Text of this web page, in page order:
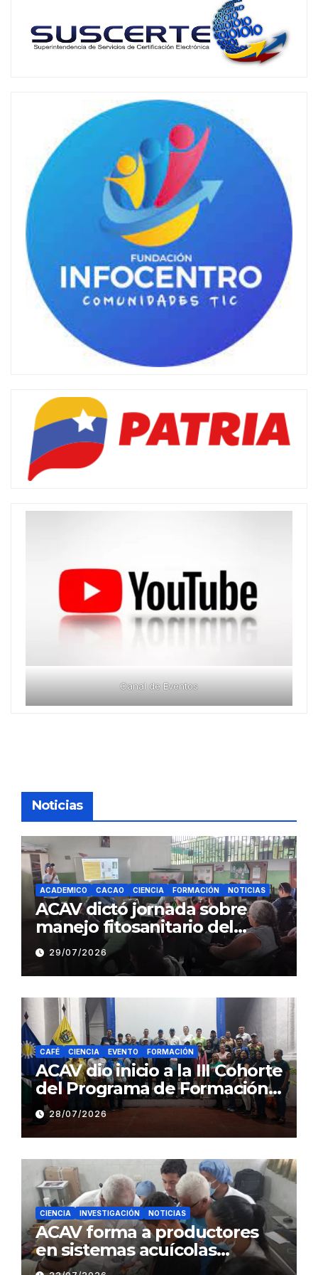
Canal de Eventos
Noticias
ACADEMICO CACAO CIENCIA FORMACIÓN NOTICIAS
ACAV dictó jornada sobre
manejo fitosanitario del
cacao a productores del
estado Barinas
29/07/2026
CAFÉ CIENCIA EVENTO FORMACIÓN
ACAV dio inicio a la III Cohorte
del Programa de Formación
en Producción y Manejo de
Sistemas Sustentables de
Café
28/07/2026
CIENCIA INVESTIGACIÓN NOTICIAS
ACAV forma a productores
en sistemas acuícolas
sustentables en Barinas